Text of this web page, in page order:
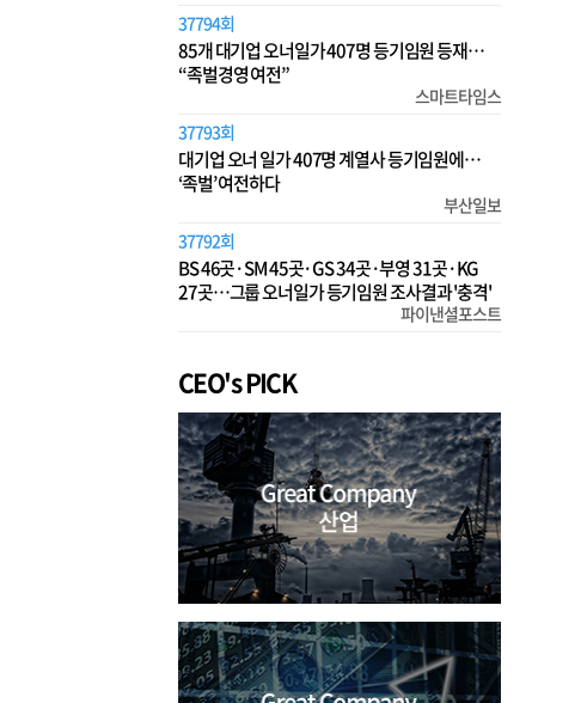
37794회
85개 대기업 오너일가 407명 등기임원 등재…
“족벌경영 여전”
스마트타임스
37793회
대기업 오너 일가 407명 계열사 등기임원에…
‘족벌’ 여전하다
부산일보
37792회
BS 46곳·SM 45곳·GS 34곳·부영 31곳·KG
27곳…그룹 오너일가 등기임원 조사결과 '충격'
파이낸셜포스트
CEO's PICK